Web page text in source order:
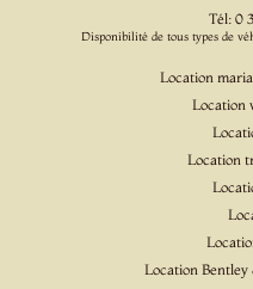
Tél: 0
Disponibilité de tous types de
Location
Location
Location
Location Bentley